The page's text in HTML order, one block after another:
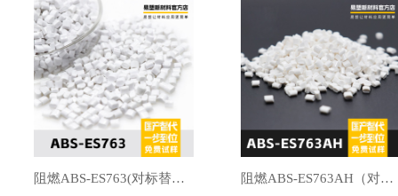
阻燃ABS-ES763(对标替代:奇美PA-763/奇美PA-763H/LG-AF366H) 阻燃ABS-ES763AH（对标替代：奇美PA-763AH/LG-AF365H/LG-AF367H)